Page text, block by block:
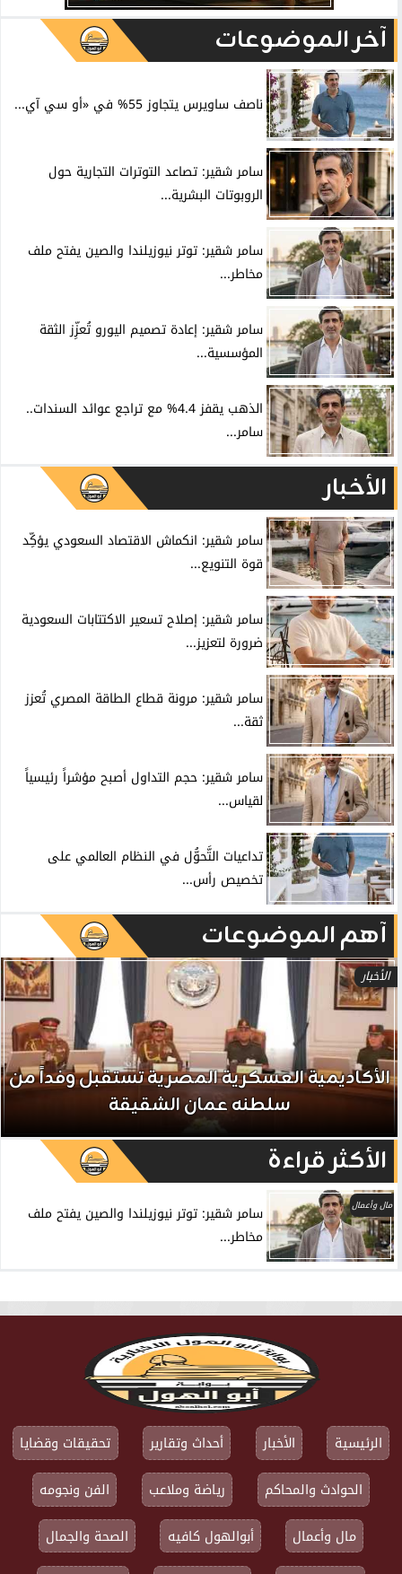
آخر الموضوعات
ناصف ساويرس يتجاوز 55% في «أو سي آي...
سامر شقير: تصاعد التوترات التجارية حول
الروبوتات البشرية...
سامر شقير: توتر نيوزيلندا والصين يفتح ملف
مخاطر...
سامر شقير: إعادة تصميم اليورو تُعزِّز الثقة
المؤسسية...
الذهب يقفز 4.4% مع تراجع عوائد السندات..
سامر...
الأخبار
سامر شقير: انكماش الاقتصاد السعودي يؤكِّد
قوة التنويع...
سامر شقير: إصلاح تسعير الاكتتابات السعودية
ضرورة لتعزيز...
سامر شقير: مرونة قطاع الطاقة المصري تُعزز
ثقة...
سامر شقير: حجم التداول أصبح مؤشراً رئيسياً
لقياس...
تداعيات التَّحوُّل في النظام العالمي على
تخصيص رأس...
آهم الموضوعات
الأخبار
الأكاديمية العسكرية المصرية تستقبل وفداً من
سلطنه عمان الشقيقة
الأكثر قراءة
مال وأعمال
سامر شقير: توتر نيوزيلندا والصين يفتح ملف
مخاطر...
الرئيسية الأخبار أحداث وتقارير
تحقيقات وقضايا
الحوادث والمحاكم
رياضة وملاعب
الفن ونجومه
مال وأعمال
أبوالهول كافيه
الصحة والجمال